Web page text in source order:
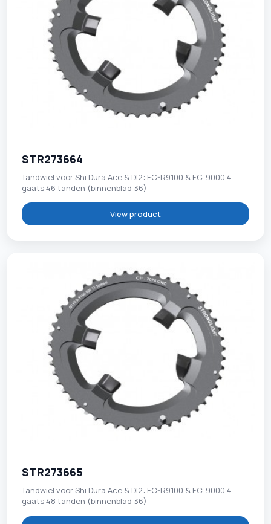
STR273664
Tandwiel voor Shi Dura Ace & DI2: FC-R9100 & FC-9000 4
gaats 46 tanden (binnenblad 36)
View product
STR273665
Tandwiel voor Shi Dura Ace & DI2: FC-R9100 & FC-9000 4
gaats 48 tanden (binnenblad 36)